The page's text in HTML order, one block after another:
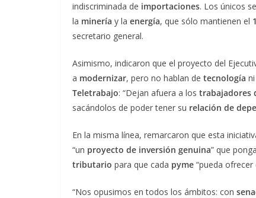
indiscriminada de importaciones. Los únicos
la minería y la energía, que sólo mantienen el
secretario general.
Asimismo, indicaron que el proyecto del
a modernizar, pero no hablan de tecnología
Teletrabajo: “Dejan afuera a los trabajadores
sacándolos de poder tener su relación de
En la misma línea, remarcaron que esta
“un proyecto de inversión genuina” que
tributario para que cada pyme “pueda ofrecer
“Nos opusimos en todos los ámbitos: con